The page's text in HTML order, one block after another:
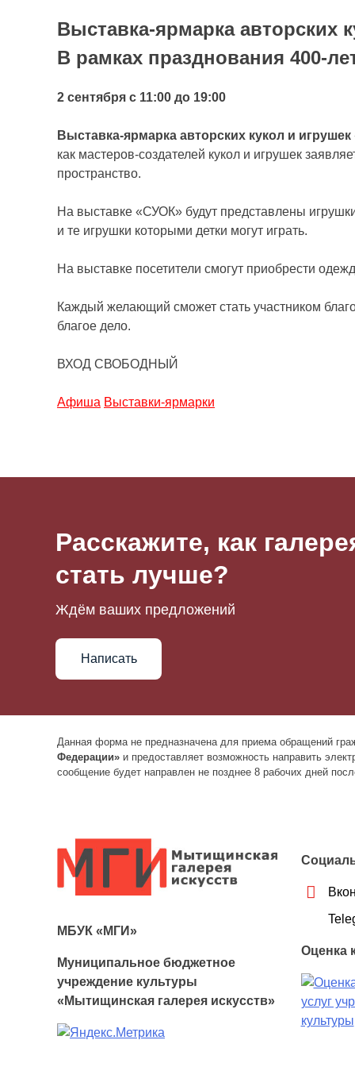
Выставка-ярмарка авторских
В рамках празднования 400-
2 сентября с 11:00 до 19:00
Выставка-ярмарка авторских кукол и
как мастеров-создателей кукол и игрушек
пространство.
На выставке «СУОК» будут представлены
и те игрушки которыми детки могут играть.
На выставке посетители смогут приобрести
Каждый желающий сможет стать участником
благое дело.
ВХОД СВОБОДНЫЙ
Афиша Выставки-ярмарки
Расскажите, как
стать лучше?
Ждём ваших предложений
Написать
Данная форма не предназначена для приема обращений
Федерации» и предоставляет возможность направить
сообщение будет направлен не позднее 8 рабочих дней
МБУК «МГИ»
Муниципальное бюджетное
учреждение культуры
«Мытищинская галерея искусств»
Оценка